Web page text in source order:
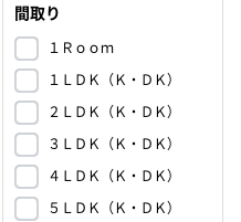
間取り
１Ｒｏｏｍ
１ＬＤＫ（Ｋ・ＤＫ）
２ＬＤＫ（Ｋ・ＤＫ）
３ＬＤＫ（Ｋ・ＤＫ）
４ＬＤＫ（Ｋ・ＤＫ）
５ＬＤＫ（Ｋ・ＤＫ）